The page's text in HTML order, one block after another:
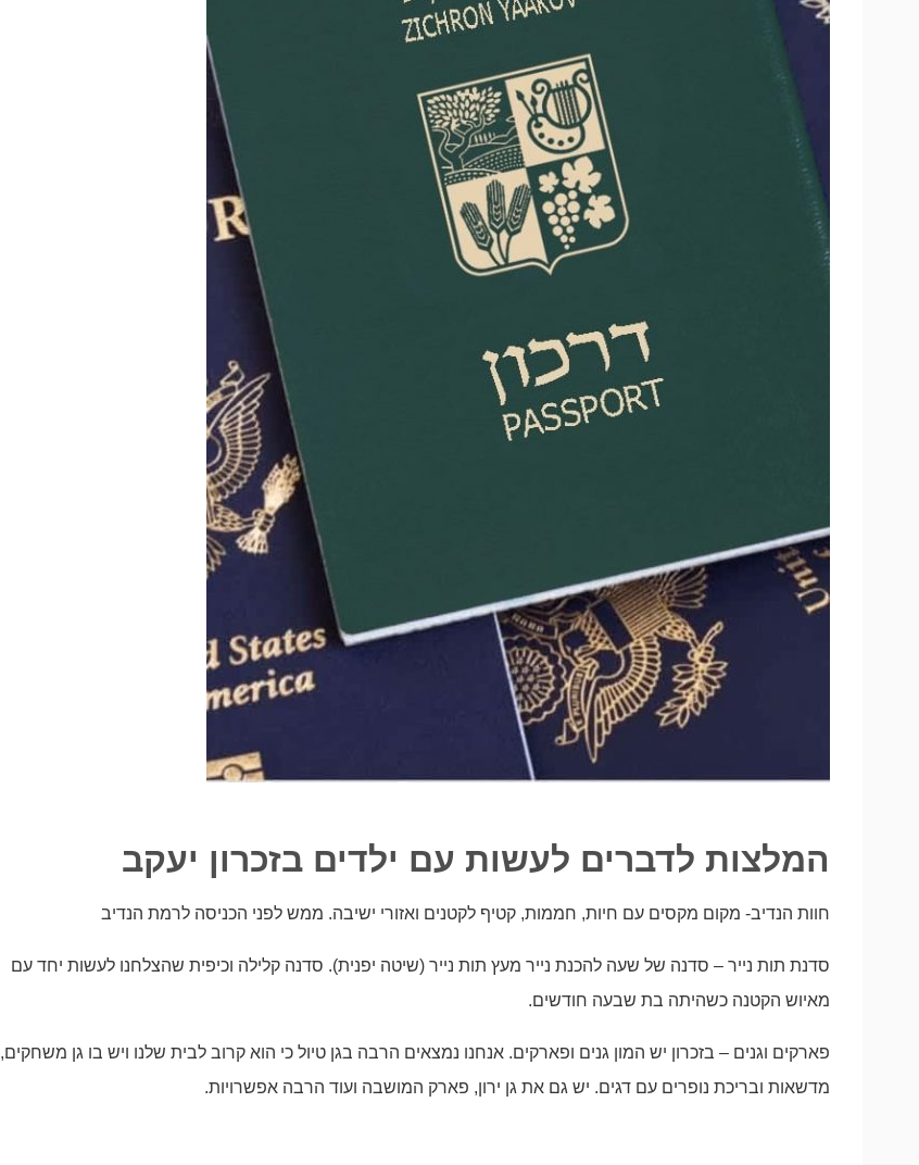
המלצות לדברים לעשות עם ילדים בזכרון יעקב
חוות הנדיב- מקום מקסים עם חיות, חממות, קטיף לקטנים ואזורי ישיבה. ממש לפני הכניסה לרמת הנדיב
סדנת תות נייר – סדנה של שעה להכנת נייר מעץ תות נייר (שיטה יפנית). סדנה קלילה וכיפית שהצלחנו לעשות יחד עם
מאיוש הקטנה כשהיתה בת שבעה חודשים.
פארקים וגנים – בזכרון יש המון גנים ופארקים. אנחנו נמצאים הרבה בגן טיול כי הוא קרוב לבית שלנו ויש בו גן משחקים,
מדשאות ובריכת נופרים עם דגים. יש גם את גן ירון, פארק המושבה ועוד הרבה אפשרויות.